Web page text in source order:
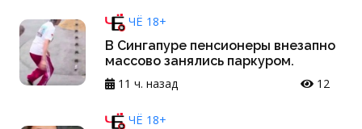
ЧЁ 18+
В Сингапуре пенсионеры внезапно
массово занялись паркуром.
11 ч. назад
12
ЧЁ 18+